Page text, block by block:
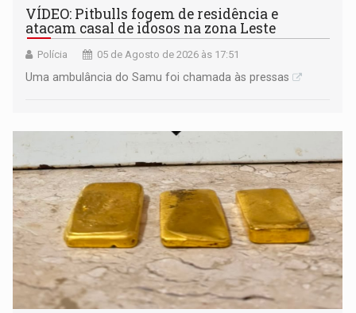
VÍDEO: Pitbulls fogem de residência e
atacam casal de idosos na zona Leste
Polícia 05 de Agosto de 2026 às 17:51
Uma ambulância do Samu foi chamada às pressas